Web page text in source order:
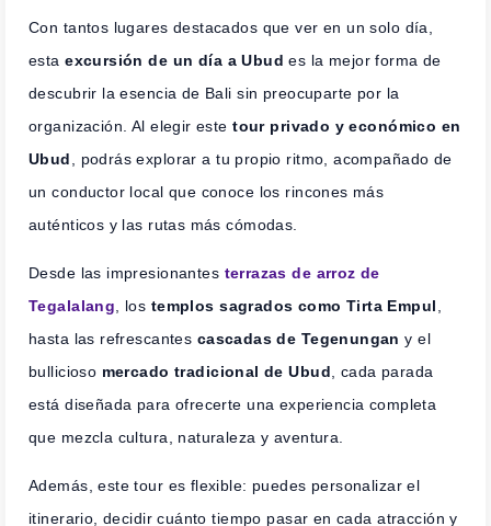
Con tantos lugares destacados que ver en un solo día,
estaexcursión de un día a Ubud es la mejor forma de
descubrir la esencia de Bali sin preocuparte por la
organización. Al elegir estetour privado y económico en
Ubud
, podrás explorar a tu propio ritmo, acompañado de
un conductor local que conoce los rincones más
auténticos y las rutas más cómodas.
Desde las impresionantes terrazas de arroz de
Tegalalang , los templos sagrados como Tirta Empul
hasta las refrescantes cascadas de Tegenungan y el
bullicioso mercado tradicional de Ubud , cada parada
está diseñada para ofrecerte una experiencia completa
que mezcla cultura, naturaleza y aventura.
Además, este tour es flexible: puedes personalizar el
itinerario, decidir cuánto tiempo pasar en cada atracción y